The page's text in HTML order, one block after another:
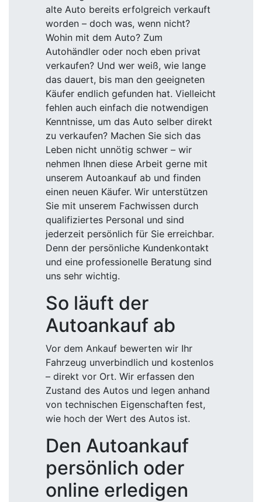
alte Auto bereits erfolgreich verkauft
worden – doch was, wenn nicht?
Wohin mit dem Auto? Zum
Autohändler oder noch eben privat
verkaufen? Und wer weiß, wie lange
das dauert, bis man den geeigneten
Käufer endlich gefunden hat. Vielleicht
fehlen auch einfach die notwendigen
Kenntnisse, um das Auto selber direkt
zu verkaufen? Machen Sie sich das
Leben nicht unnötig schwer – wir
nehmen Ihnen diese Arbeit gerne mit
unserem Autoankauf ab und finden
einen neuen Käufer. Wir unterstützen
Sie mit unserem Fachwissen durch
qualifiziertes Personal und sind
jederzeit persönlich für Sie erreichbar.
Denn der persönliche Kundenkontakt
und eine professionelle Beratung sind
uns sehr wichtig.
So läuft der
Autoankauf ab
Vor dem Ankauf bewerten wir Ihr
Fahrzeug unverbindlich und kostenlos
– direkt vor Ort. Wir erfassen den
Zustand des Autos und legen anhand
von technischen Eigenschaften fest,
wie hoch der Wert des Autos ist.
Den Autoankauf
persönlich oder
online erledigen